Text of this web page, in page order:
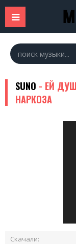
SUNO - ЕЙ
НАРКОЗА
Скачали: